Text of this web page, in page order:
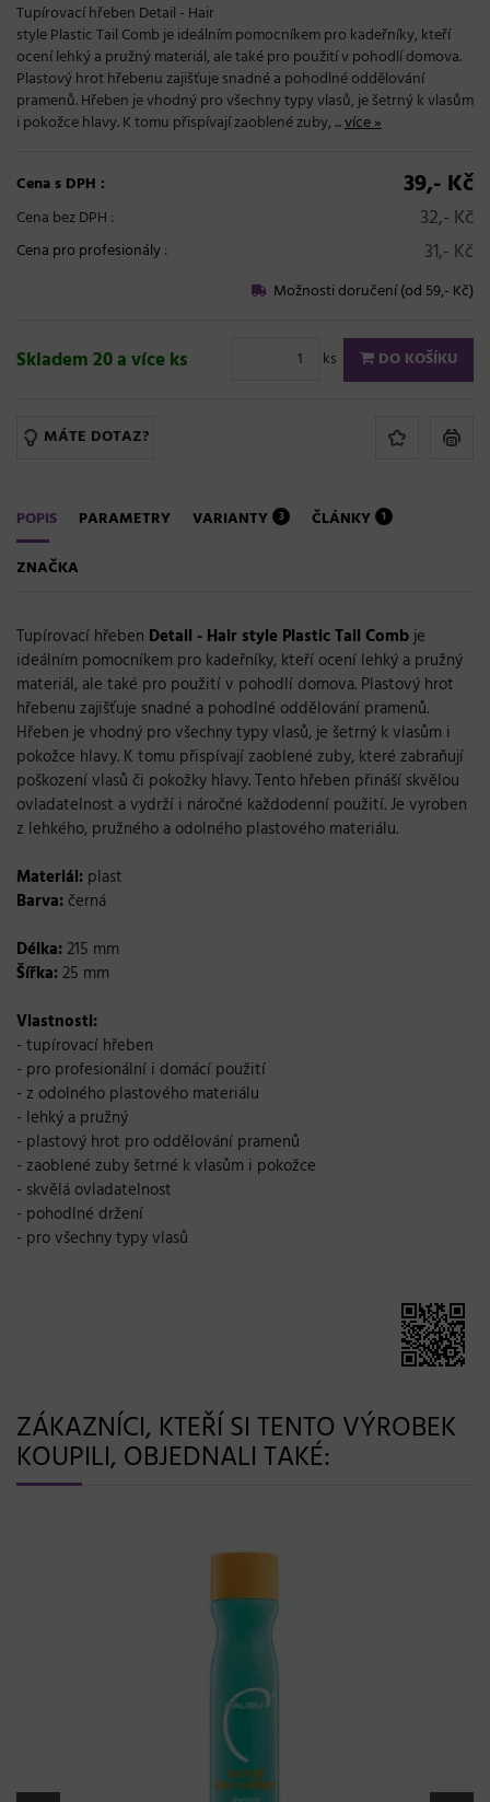
Tupírovací hřeben Detail - Hair
style Plastic Tail Comb je ideálním pomocníkem pro kadeřníky, kteří
ocení lehký a pružný materiál, ale také pro použití v pohodlí domova.
Plastový hrot hřebenu zajišťuje snadné a pohodlné oddělování
pramenů. Hřeben je vhodný pro všechny typy vlasů, je šetrný k vlasům
i pokožce hlavy. K tomu přispívají zaoblené zuby, ...více »
Cena s DPH : 39,- Kč
Cena bez DPH : 32,- Kč
Cena pro profesionály: 31,- Kč
Možnosti doručení (od 59,- Kč)
Skladem 20 a více ks ks DO KOŠÍKU
MÁTE DOTAZ?
POPIS PARAMETRY VARIANTY 3 ČLÁNKY 1
ZNAČKA
Tupírovací hřeben Detail - Hair style Plastic Tail Combje
ideálním pomocníkem pro kadeřníky, kteří ocení lehký a pružný
materiál, ale také pro použití v pohodlí domova. Plastový hrot
hřebenu zajišťuje snadné a pohodlné oddělování pramenů.
Hřeben je vhodný pro všechny typy vlasů, je šetrný k vlasům i
pokožce hlavy. K tomu přispívají zaoblené zuby, které zabraňují
poškození vlasů či pokožky hlavy.Tento hřeben přináší skvělou
ovladatelnost a vydrží i náročné každodenní použití. Je vyroben
z lehkého, pružného a odolného plastového materiálu.
Materiál: plast
Barva: černá
Délka:215 mm
Šířka:25 mm
Vlastnosti:
- tupírovací hřeben
- pro profesionální i domácí použití
- z odolného plastového materiálu
- lehký a pružný
- plastový hrot pro oddělování pramenů
- zaoblené zuby šetrné k vlasům i pokožce
- skvělá ovladatelnost
- pohodlné držení
- pro všechny typy vlasů
ZÁKAZNÍCI, KTEŘÍ SI TENTO VÝROBEK
KOUPILI, OBJEDNALI TAKÉ: